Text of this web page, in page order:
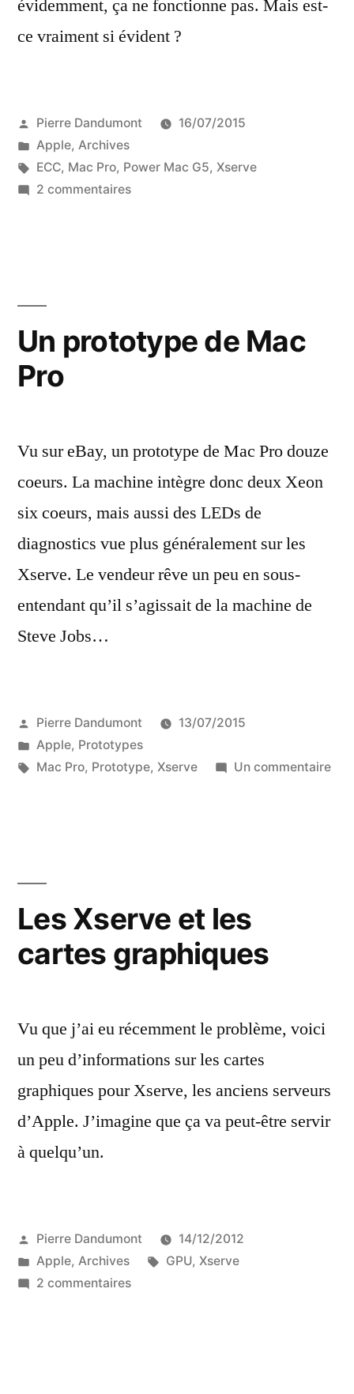
évidemment, ça ne fonctionne pas. Mais est-
ce vraiment si évident ?
Publié
par
Pierre Dandumont
16/07/2015
Publié
dans
Apple, Archives
Étiquettes :
ECC, Mac Pro, Power Mac G5, Xserve
2 commentairessur
Un prototype de Mac
Pro
Vu sur eBay, un prototype de Mac Pro douze
coeurs. La machine intègre donc deux Xeon
six coeurs, mais aussi des LEDs de
diagnostics vue plus généralement sur les
Xserve. Le vendeur rêve un peu en sous-
entendant qu’il s’agissait de la machine de
Steve Jobs…
Publié
par
Pierre Dandumont
13/07/2015
Publié
dans
Apple, Prototypes
Étiquettes :
Mac Pro, Prototype, Xserve Un commentairesur
Les Xserve et les
cartes graphiques
Vu que j’ai eu récemment le problème, voici
un peu d’informations sur les cartes
graphiques pour Xserve, les anciens serveurs
d’Apple. J’imagine que ça va peut-être servir
à quelqu’un.
Publié
par
Pierre Dandumont
14/12/2012
Publié
dans
Apple, Archives Étiquettes :
GPU, Xserve
2 commentairessur